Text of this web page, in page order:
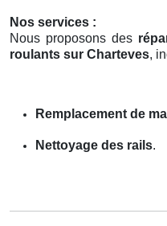
Nos services :
Nous proposons des
roulants sur Charteves,
Remplacement de
Nettoyage des rails.